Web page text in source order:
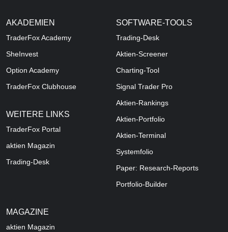
AKADEMIEN
TraderFox Academy
SheInvest
Option Academy
TraderFox Clubhouse
WEITERE LINKS
TraderFox Portal
aktien Magazin
Trading-Desk
SOFTWARE-TOOLS
Trading-Desk
Aktien-Screener
Charting-Tool
Signal Trader Pro
Aktien-Rankings
Aktien-Portfolio
Aktien-Terminal
Systemfolio
Paper: Research-Reports
Portfolio-Builder
MAGAZINE
aktien Magazin